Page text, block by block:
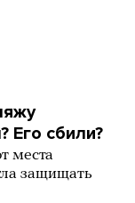
Его сбили?
места
защищать